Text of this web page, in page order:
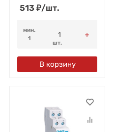
513 ₽/шт.
мин.
1
шт.
В корзину